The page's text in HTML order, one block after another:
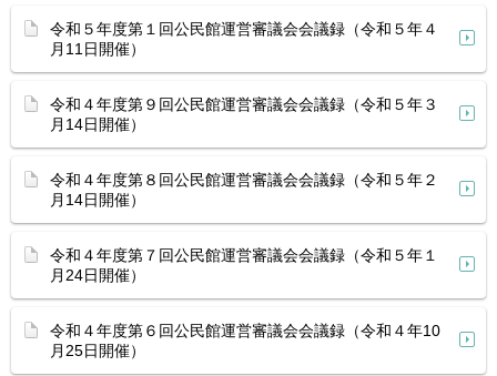
令和５年度第１回公民館運営審議会会議録（令和５年４
月11日開催）
令和４年度第９回公民館運営審議会会議録（令和５年３
月14日開催）
令和４年度第８回公民館運営審議会会議録（令和５年２
月14日開催）
令和４年度第７回公民館運営審議会会議録（令和５年１
月24日開催）
令和４年度第６回公民館運営審議会会議録（令和４年10
月25日開催）